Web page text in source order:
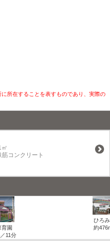
所在することを表すものであり、実際の
コンクリート
育園
11分
ひろ
約